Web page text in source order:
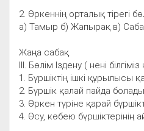
2. Өркеннің орталық тірегі
а) Тамыр б) Жапырақ в)
Жаңа сабақ.
ІІІ. Бөлім Іздену ( нені
1. Бүршіктің ішкі құрылысы
2. Бүршік қалай пайда
3. Өркен түріне қарай
4. Өсу, көбею